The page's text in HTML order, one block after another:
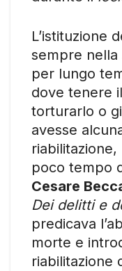
L’istituzione
sempre nella
per lungo
dove tenere
torturarlo o
avesse
poco tempo
Cesare
Dei delitti e
predicava
morte e
riabilitazione